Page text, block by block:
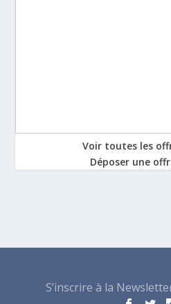
Voir toutes les
Déposer une
S’inscrire à la